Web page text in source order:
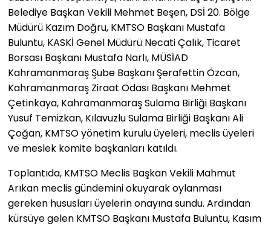
Belediye Başkan Vekili Mehmet Beşen, DSİ 20. Bölge
Müdürü Kazım Doğru, KMTSO Başkanı Mustafa
Buluntu, KASKİ Genel Müdürü Necati Çalık, Ticaret
Borsası Başkanı Mustafa Narlı, MÜSİAD
Kahramanmaraş Şube Başkanı Şerafettin Özcan,
Kahramanmaraş Ziraat Odası Başkanı Mehmet
Çetinkaya, Kahramanmaraş Sulama Birliği Başkanı
Yusuf Temizkan, Kılavuzlu Sulama Birliği Başkanı Ali
Çoğan, KMTSO yönetim kurulu üyeleri, meclis üyeleri
ve meslek komite başkanları katıldı.
Toplantıda, KMTSO Meclis Başkan Vekili Mahmut
Arıkan meclis gündemini okuyarak oylanması
gereken hususları üyelerin onayına sundu. Ardından
kürsüye gelen KMTSO Başkanı Mustafa Buluntu, Kasım